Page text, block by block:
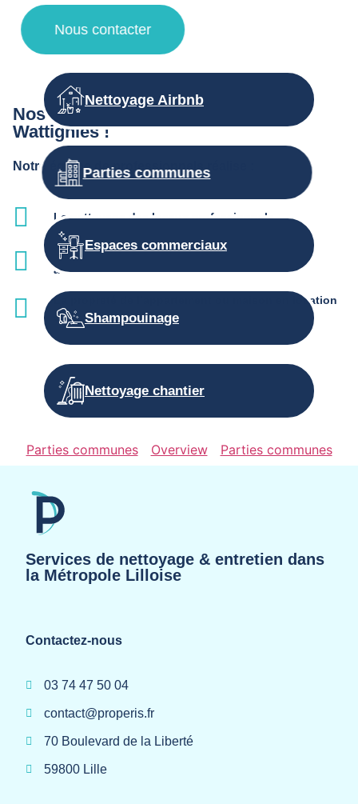
Nous contacter
Nos autres prestations d’entretien à
Wattignies !
Notre équipe de professionnels réalise :
Le nettoyage des locaux professionnels
L'entretien des parties communes et services
associés
La propreté de l’appartement ou maison en location
saisonnière
Nettoyage Airbnb
Parties communes
Espaces commerciaux
Shampouinage
Nettoyage chantier
Parties communes Overview Parties communes
Services de nettoyage & entretien dans
la Métropole Lilloise
Contactez-nous
03 74 47 50 04
contact@properis.fr
70 Boulevard de la Liberté
59800 Lille